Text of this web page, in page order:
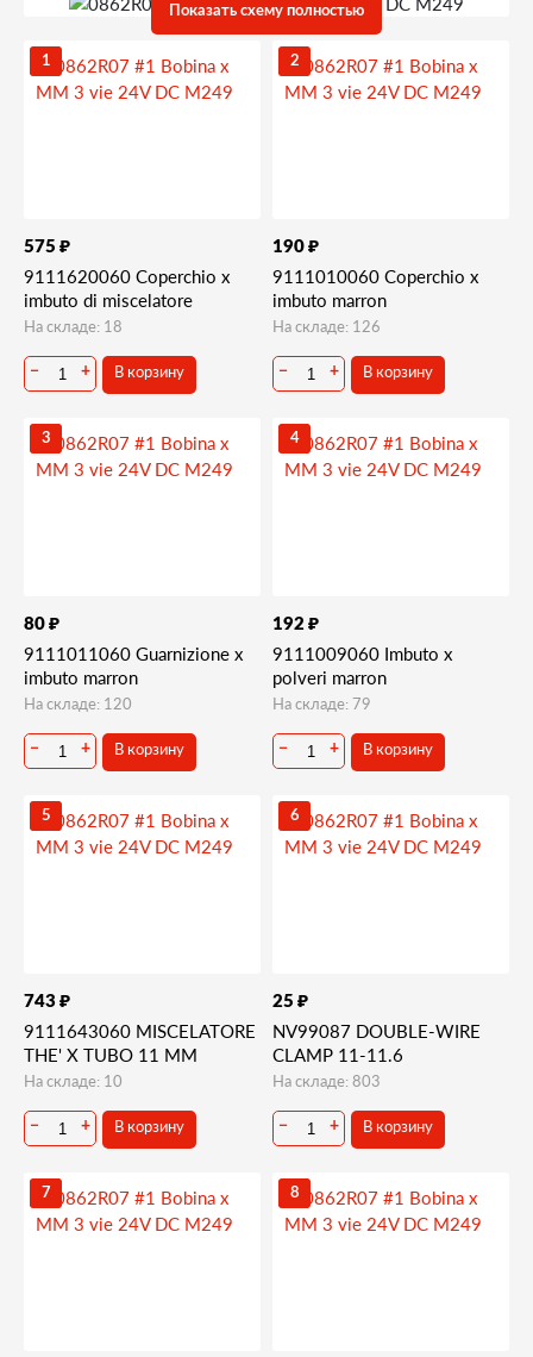
Запчасти и деталировки для Saeco Diamante
11)Миксеры, клапанная группа
Показать схему полностью
1
575 ₽
9111620060 Coperchio x
imbuto di miscelatore
На складе: 18
− + В корзину
2
190 ₽
9111010060 Coperchio x
imbuto marron
На складе: 126
− + В корзину
3
80 ₽
9111011060 Guarnizione x
imbuto marron
На складе: 120
− + В корзину
4
192 ₽
9111009060 Imbuto x
polveri marron
На складе: 79
− + В корзину
5
743 ₽
9111643060 MISCELATORE
THE' X TUBO 11 MM
На складе: 10
− + В корзину
6
25 ₽
NV99087 DOUBLE-WIRE
CLAMP 11-11.6
На складе: 803
− + В корзину
7 8